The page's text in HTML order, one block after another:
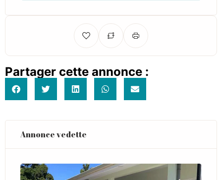
Partager cette annonce :
Annonce vedette